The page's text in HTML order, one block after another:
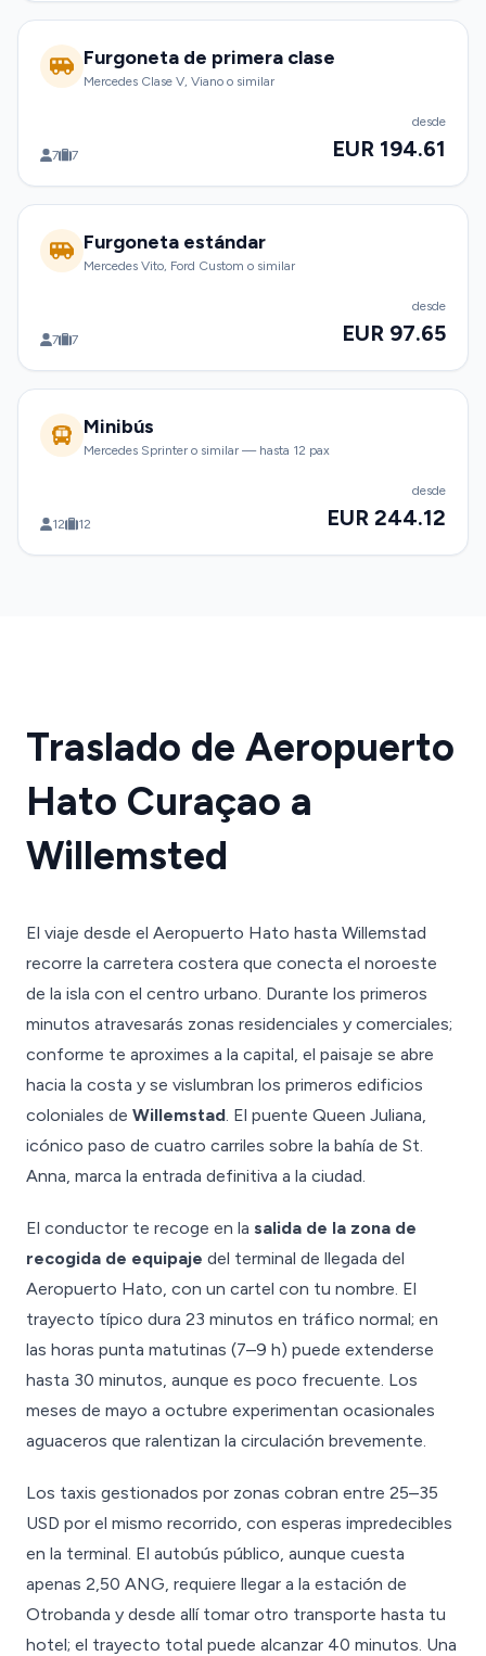
Furgoneta de primera clase
Mercedes Clase V, Viano o similar
7 7
desde
EUR 194.61
Furgoneta estándar
Mercedes Vito, Ford Custom o similar
7 7
desde
EUR 97.65
Minibús
Mercedes Sprinter o similar — hasta 12 pax
12 12
desde
EUR 244.12
Traslado de Aeropuerto
Hato Curaçao a
Willemsted
El viaje desde el Aeropuerto Hato hasta Willemstad
recorre la carretera costera que conecta el noroeste
de la isla con el centro urbano. Durante los primeros
minutos atravesarás zonas residenciales y comerciales;
conforme te aproximes a la capital, el paisaje se abre
hacia la costa y se vislumbran los primeros edificios
coloniales de Willemstad. El puente Queen Juliana,
icónico paso de cuatro carriles sobre la bahía de St.
Anna, marca la entrada definitiva a la ciudad.
El conductor te recoge en la salida de la zona de
recogida de equipaje del terminal de llegada del
Aeropuerto Hato, con un cartel con tu nombre. El
trayecto típico dura 23 minutos en tráfico normal; en
las horas punta matutinas (7–9 h) puede extenderse
hasta 30 minutos, aunque es poco frecuente. Los
meses de mayo a octubre experimentan ocasionales
aguaceros que ralentizan la circulación brevemente.
Los taxis gestionados por zonas cobran entre 25–35
USD por el mismo recorrido, con esperas impredecibles
en la terminal. El autobús público, aunque cuesta
apenas 2,50 ANG, requiere llegar a la estación de
Otrobanda y desde allí tomar otro transporte hasta tu
hotel; el trayecto total puede alcanzar 40 minutos. Una